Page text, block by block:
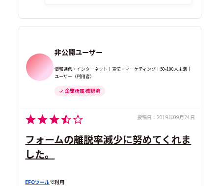
非公開ユーザー
情報通信・インターネット｜宣伝・マーケティング｜50-100人未満｜
ユーザー（利用者）
企業所属 確認済
投稿日： 2019年09月24日
フォームの離脱率減少に努めてくれま
した。
EFOツールで利用